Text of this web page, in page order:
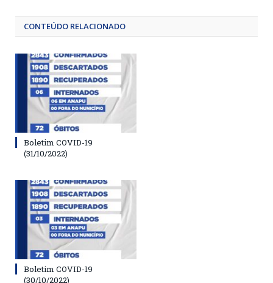
CONTEÚDO RELACIONADO
Boletim COVID-19
(31/10/2022)
Boletim COVID-19
(30/10/2022)